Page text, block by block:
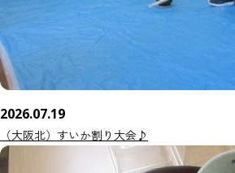
2026.07.19
（大阪北）すいか割り大会♪